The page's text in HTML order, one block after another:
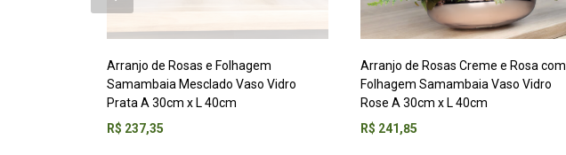
Arranjo de Rosas e Folhagem
Samambaia Mesclado Vaso Vidro
Prata A 30cm x L 40cm
R$ 237,35
Arranjo de Rosas Creme e Rosa com
Folhagem Samambaia Vaso Vidro
Rose A 30cm x L 40cm
R$ 241,85